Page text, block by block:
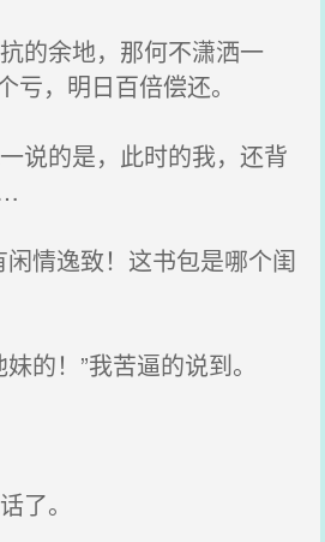
的余地，那何不潇洒一
亏，明日百倍偿还。
说的是，此时的我，还背
情逸致！这书包是哪个闺
的！”我苦逼的说到。
了。